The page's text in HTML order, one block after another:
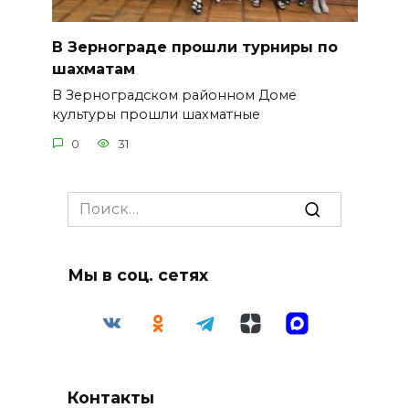
В Зернограде прошли турниры по
шахматам
В Зерноградском районном Доме
культуры прошли шахматные
0 31
Search
for:
Мы в соц. сетях
Контакты